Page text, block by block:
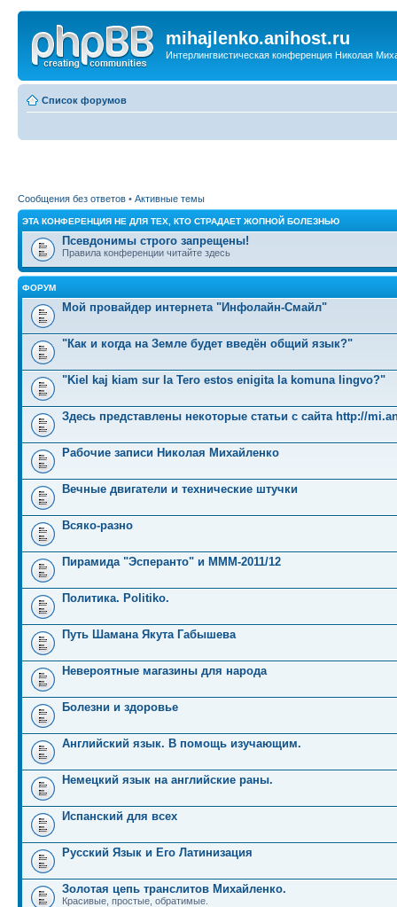
mihajlenko.anihost.ru
Интерлингвистическая конференция Николая
Список форумов
Сообщения без ответов • Активные темы
ЭТА КОНФЕРЕНЦИЯ НЕ ДЛЯ ТЕХ, КТО СТРАДАЕТ ЖОПНОЙ БОЛЕЗНЬЮ
Псевдонимы строго запрещены!
Правила конференции читайте здесь
ФОРУМ
Мой провайдер интернета "Инфолайн-Смайл"
"Как и когда на Земле будет введён общий язык?"
"Kiel kaj kiam sur la Tero estos enigita la komuna lingvo?"
Здесь представлены некоторые статьи с сайта http://
Рабочие записи Николая Михайленко
Вечные двигатели и технические штучки
Всяко-разно
Пирамида "Эсперанто" и MMM-2011/12
Политика. Politiko.
Путь Шамана Якута Габышева
Невероятные магазины для народа
Болезни и здоровье
Английский язык. В помощь изучающим.
Немецкий язык на английские раны.
Испанский для всех
Русский Язык и Его Латинизация
Золотая цепь транслитов Михайленко.
Красивые, простые, обратимые.